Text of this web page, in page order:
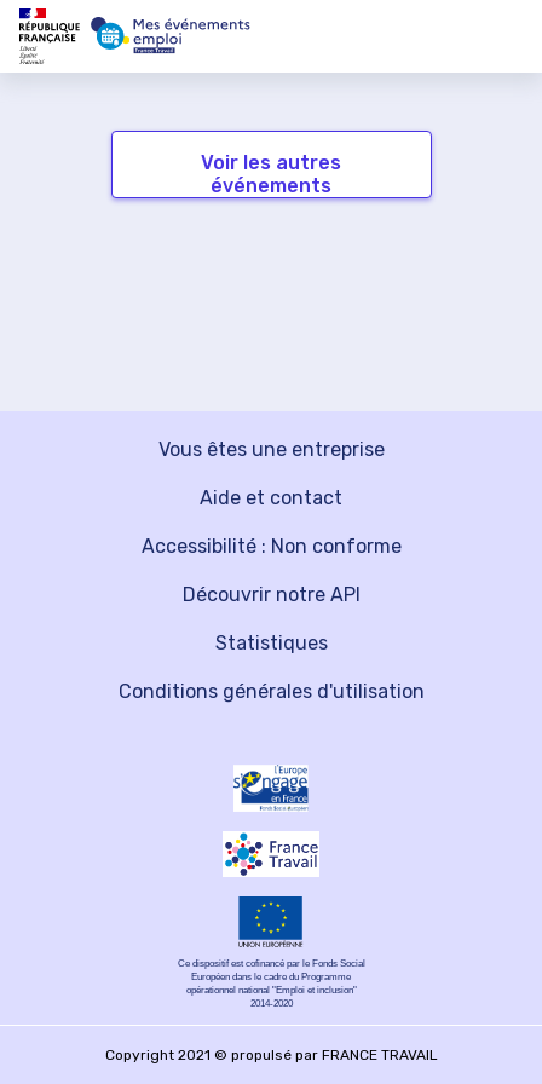
Voir les autres
événements
Vous êtes une entreprise
Découvrir notre API
Aide et contact
Statistiques
Accessibilité : Non conforme
Conditions générales d'utilisation
Ce dispositif est cofinancé par le Fonds Social
Européen dans le cadre du Programme
opérationnel national "Emploi et inclusion"
2014-2020
Copyright 2021 © propulsé par FRANCE TRAVAIL